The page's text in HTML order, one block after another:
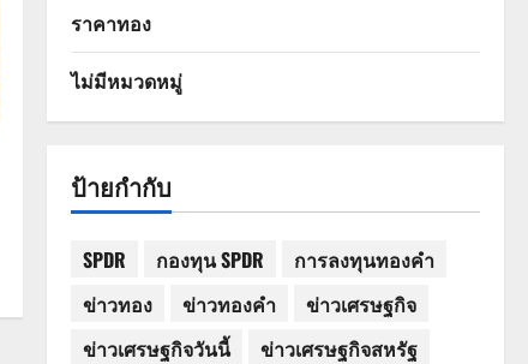
ราคาทอง
ไม่มีหมวดหมู่
ป้ายกำกับ
SPDR กองทุน SPDR
การลงทุนทองคำ
ข่าวทอง
ข่าวทองคำ
ข่าวเศรษฐกิจ
ข่าวเศรษฐกิจวันนี้
ข่าวเศรษฐกิจสหรัฐ